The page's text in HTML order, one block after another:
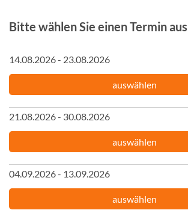
Bitte wählen Sie einen Termin
14.08.2026 - 23.08.2026
auswählen
21.08.2026 - 30.08.2026
auswählen
04.09.2026 - 13.09.2026
auswählen